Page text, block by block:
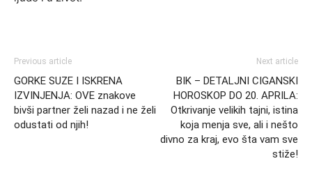
Previous article
GORKE SUZE I ISKRENA
IZVINJENJA: OVE znakove
bivši partner želi nazad i ne želi
odustati od njih!
Next article
BIK – DETALJNI CIGANSKI
HOROSKOP DO 20. APRILA:
Otkrivanje velikih tajni, istina
koja menja sve, ali i nešto
divno za kraj, evo šta vam sve
stiže!